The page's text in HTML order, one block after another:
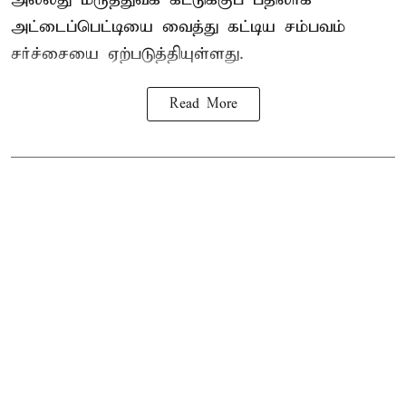
அட்டைப்பெட்டியை வைத்து கட்டிய சம்பவம்
சர்ச்சையை ஏற்படுத்தியுள்ளது.
Read More